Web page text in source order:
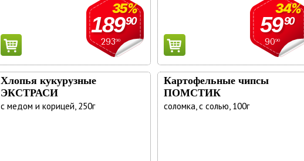
29390
35%
18990
9090
34%
5990
Хлопья кукурузные
ЭКСТРАСИ
с медом и корицей, 250г
Картофельные чипсы
ПОМСТИК
соломка, с солью, 100г